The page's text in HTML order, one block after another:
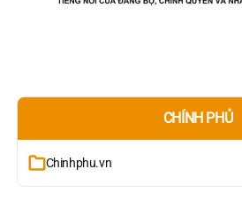
CHÍNH PHỦ
Chinhphu.vn